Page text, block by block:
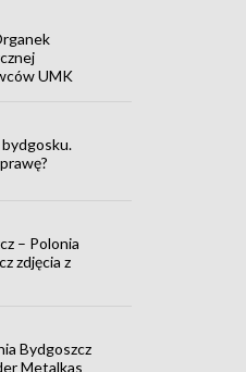
UMK
– Polonia
zdjęcia z
Bydgoszcz
Metalkas